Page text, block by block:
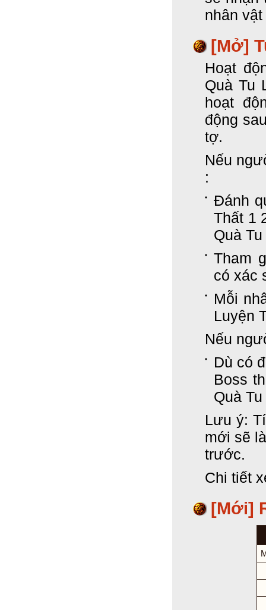
nhân
[Mở]
Hoạt
Quà Tu
hoạt
động
tợ.
Nếu
:
Đánh
Thất 1
Quà
Tham
có xác
Mỗi
Luyện
Nếu
Dù có
Boss
Quà
Lưu ý:
mới sẽ
trước.
Chi tiết
[Mới]